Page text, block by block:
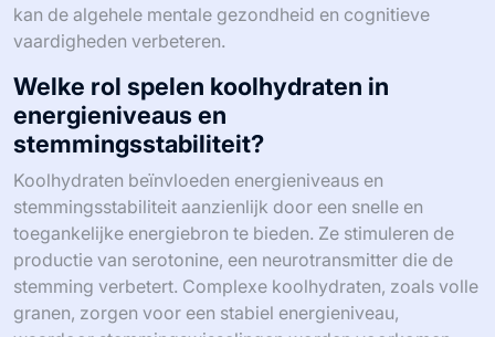
kan de algehele mentale gezondheid en cognitieve
vaardigheden verbeteren.
Welke rol spelen koolhydraten in
energieniveaus en
stemmingsstabiliteit?
Koolhydraten beïnvloeden energieniveaus en
stemmingsstabiliteit aanzienlijk door een snelle en
toegankelijke energiebron te bieden. Ze stimuleren de
productie van serotonine, een neurotransmitter die de
stemming verbetert. Complexe koolhydraten, zoals volle
granen, zorgen voor een stabiel energieniveau,